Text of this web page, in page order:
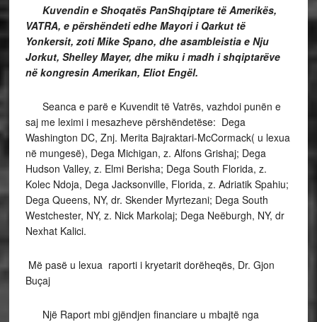
Kuvendin e Shoqatës PanShqiptare të Amerikës,
VATRA, e përshëndeti edhe Mayori i Qarkut të
Yonkersit, zoti Mike Spano, dhe asambleistia e Nju
Jorkut, Shelley Mayer, dhe miku i madh i shqiptarëve
në kongresin Amerikan, Eliot Engël.
Seanca e parë e Kuvendit të Vatrës, vazhdoi punën e
saj me leximi i mesazheve përshëndetëse: Dega
Washington DC, Znj. Merita Bajraktari-McCormack( u lexua
në mungesë), Dega Michigan, z. Alfons Grishaj; Dega
Hudson Valley, z. Elmi Berisha; Dega South Florida, z.
Kolec Ndoja, Dega Jacksonville, Florida, z. Adriatik Spahiu;
Dega Queens, NY, dr. Skender Myrtezani; Dega South
Westchester, NY, z. Nick Markolaj; Dega Neëburgh, NY, dr
Nexhat Kalici.
Më pasë u lexua raporti i kryetarit dorëheqës, Dr. Gjon
Buçaj
Një Raport mbi gjëndjen financiare u mbajtë nga